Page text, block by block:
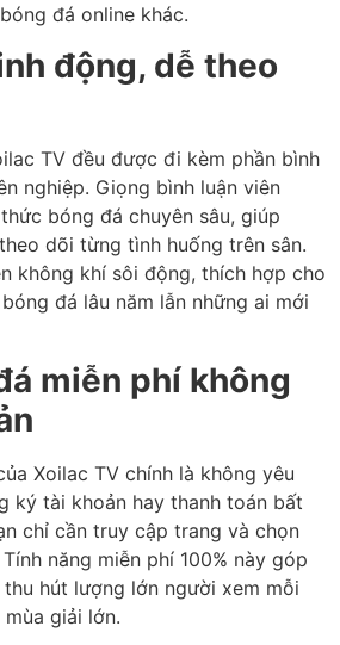
đá online khác.
động, dễ theo
TV đều được đi kèm phần bình
nghiệp. Giọng bình luận viên
bóng đá chuyên sâu, giúp
dõi từng tình huống trên sân.
không khí sôi động, thích hợp cho
đá lâu năm lẫn những ai mới
miễn phí không
Xoilac TV chính là không yêu
ký tài khoản hay thanh toán bất
chỉ cần truy cập trang và chọn
năng miễn phí 100% này góp
hút lượng lớn người xem mỗi
giải lớn.